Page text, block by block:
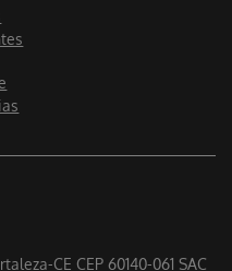
CE CEP 60140-061 SAC